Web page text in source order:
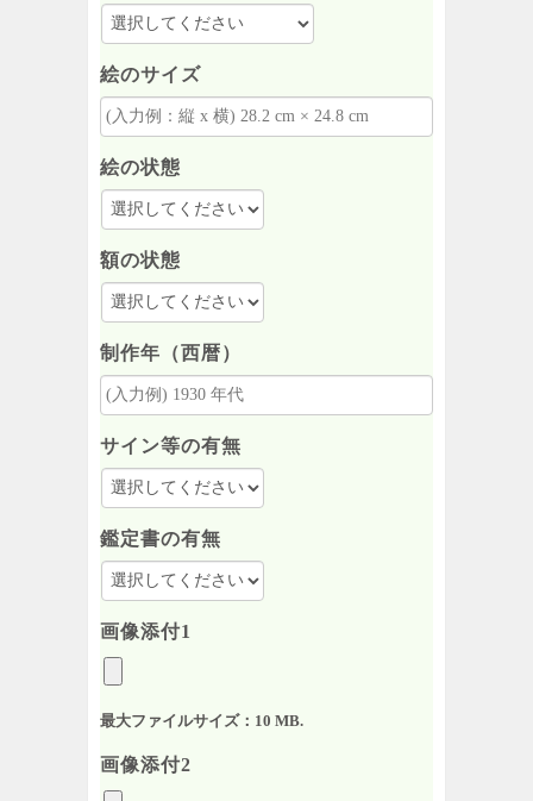
絵のサイズ
絵の状態
額の状態
制作年（西暦）
サイン等の有無
鑑定書の有無
画像添付1
最大ファイルサイズ：10 MB.
画像添付2